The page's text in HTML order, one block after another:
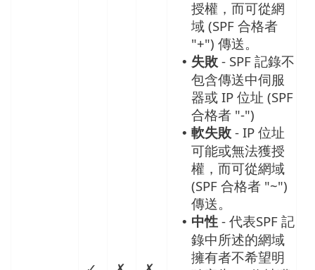
授權，而可從網
域 (SPF 合格者
"+") 傳送。
• 失敗 - SPF 記錄不
包含傳送中伺服
器或 IP 位址 (SPF
合格者 "-")
• 軟失敗 - IP 位址
可能或無法獲授
權，而可從網域
(SPF 合格者 "~")
傳送。
• 中性 - 代表SPF 記
錄中所述的網域
擁有者不希望明